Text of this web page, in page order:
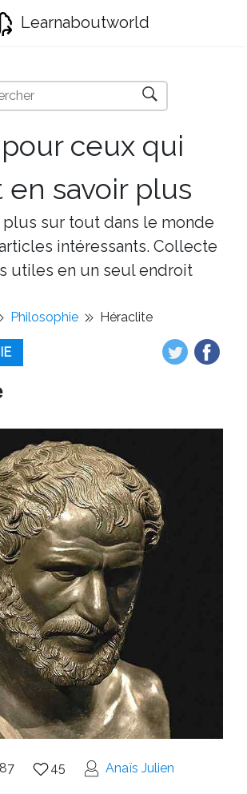
Learnaboutworld
ceux qui
savoir plus
sur tout dans le monde
intéressants. Collecte
utiles en un seul endroit
Philosophie Héraclite
45 Anaïs Julien